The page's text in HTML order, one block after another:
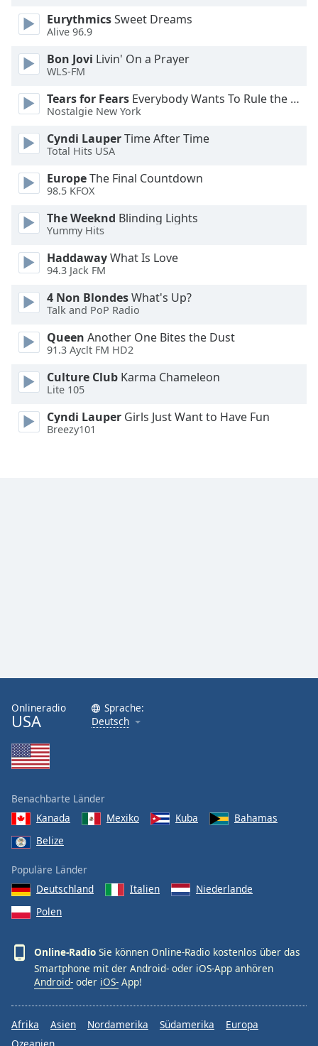
Opacity
Background
Color
Opacity
Caption
Area
Color
Opacity
Font
Edge
Style
Font
EurythmicsSweet Dreams
Alive 96.9
Bon Jovi Livin' On a Prayer
WLS-FM
Tears for Fears Everybody Wants To Rule the World
Nostalgie New York
Cyndi LauperTime After Time
Total Hits USA
EuropeThe Final Countdown
98.5 KFOX
The Weeknd Blinding Lights
Yummy Hits
HaddawayWhat Is Love
94.3 Jack FM
4 Non BlondesWhat's Up?
Talk and PoP Radio
Queen Another One Bites the Dust
91.3 Ayclt FM HD2
Culture Club Karma Chameleon
Lite 105
Cyndi Lauper Girls Just Want to Have Fun
Breezy101
Onlineradio
USA
Sprache:
Deutsch
Benachbarte Länder
Kanada
Mexiko Kuba
Bahamas
Belize
Populäre Länder
Deutschland
Italien
Niederlande
Polen
Online-Radio Sie können Online-Radio kostenlos über das
Smartphone mit der Android- oder iOS-App anhören
Android- oder iOS- App!
Afrika Asien Nordamerika Südamerika
Europa